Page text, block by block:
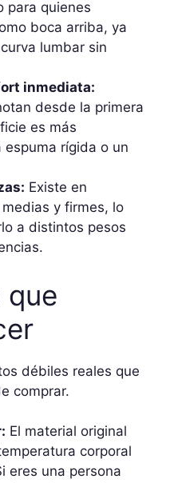
para quienes
boca arriba, ya
lumbar sin
inmediata:
desde la primera
es más
espuma rígida o un
Existe en
y firmes, lo
a distintos pesos
que
débiles reales que
comprar.
El material original
corporal
eres una persona